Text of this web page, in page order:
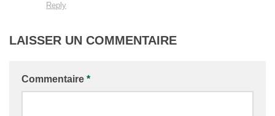
Reply
LAISSER UN COMMENTAIRE
Commentaire *